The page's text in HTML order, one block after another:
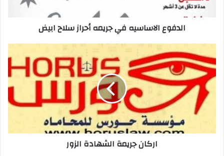
الدفوع الاساسيه في جريمه أحراز سلاح ابيض
جريمة
الشهادة
الزور
اركان جريمة الشهادة الزور